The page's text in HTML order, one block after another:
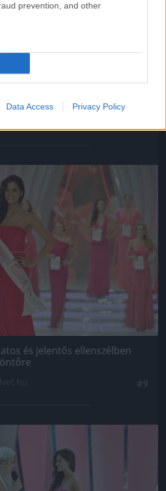
prevention, and other
Data Access Privacy Policy
az övé
még kép!
és jelentős ellenszélben
még kép!